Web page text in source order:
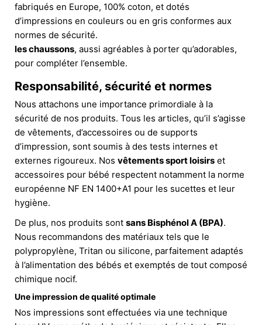
fabriqués en Europe, 100% coton, et dotés
d’impressions en couleurs ou en gris conformes aux
normes de sécurité.
les chaussons, aussi agréables à porter qu’adorables,
pour compléter l’ensemble.
Responsabilité, sécurité et normes
Nous attachons une importance primordiale à la
sécurité de nos produits. Tous les articles, qu’il s’agisse
de vêtements, d’accessoires ou de supports
d’impression, sont soumis à des tests internes et
externes rigoureux. Nos vêtements sport loisirs et
accessoires pour bébé respectent notamment la norme
européenne NF EN 1400+A1 pour les sucettes et leur
hygiène.
De plus, nos produits sont sans Bisphénol A (BPA).
Nous recommandons des matériaux tels que le
polypropylène, Tritan ou silicone, parfaitement adaptés
à l’alimentation des bébés et exemptés de tout composé
chimique nocif.
Une impression de qualité optimale
Nos impressions sont effectuées via une technique